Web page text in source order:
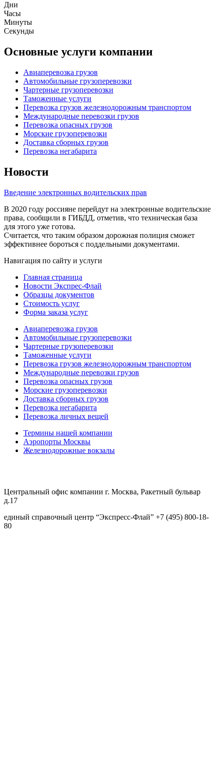
Дни
Часы
Минуты
Секунды
Основные услуги компании
Авиаперевозка грузов
Автомобильные грузоперевозки
Чартерные грузоперевозки
Таможенные услуги
Перевозка грузов железнодорожным транспортом
Международные перевозки грузов
Перевозка опасных грузов
Морские грузоперевозки
Доставка сборных грузов
Перевозка негабарита
Новости
Введение электронных водительских прав
В 2020 году россияне перейдут на электронные водительские
права, сообщили в ГИБДД, отметив, что техническая база
для этого уже готова.
Считается, что таким образом дорожная полиция сможет
эффективнее бороться с поддельными документами.
Навигация по сайту и услуги
Главная страница
Новости Экспрес-Флай
Образцы документов
Стоимость услуг
Форма заказа услуг
Авиаперевозка грузов
Автомобильные грузоперевозки
Чартерные грузоперевозки
Таможенные услуги
Перевозка грузов железнодорожным транспортом
Международные перевозки грузов
Перевозка опасных грузов
Морские грузоперевозки
Доставка сборных грузов
Перевозка негабарита
Перевозка личных вещей
Термины нашей компании
Аэропорты Москвы
Железнодорожные вокзалы
Центральный офис компании г. Москва, Ракетный бульвар
д.17
единый справочный центр “Экспресс-Флай” +7 (495) 800-18-
80